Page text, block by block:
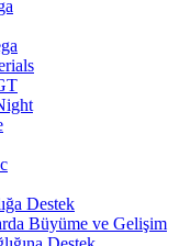
Destek
Büyüme ve Gelişim